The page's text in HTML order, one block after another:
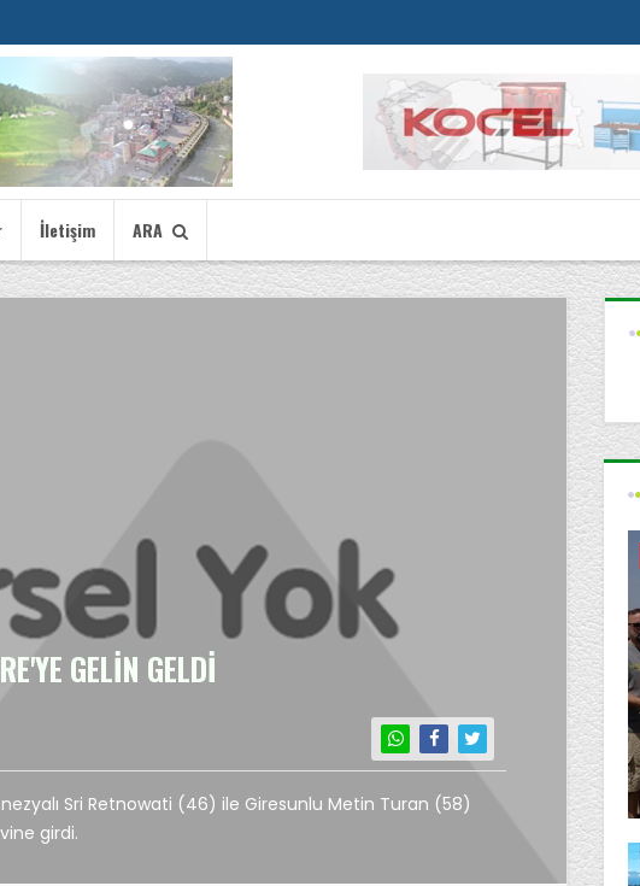
İletişim ARA
GELİN GELDİ
Sri Retnowati (46) ile Giresunlu Metin Turan (58)
girdi.